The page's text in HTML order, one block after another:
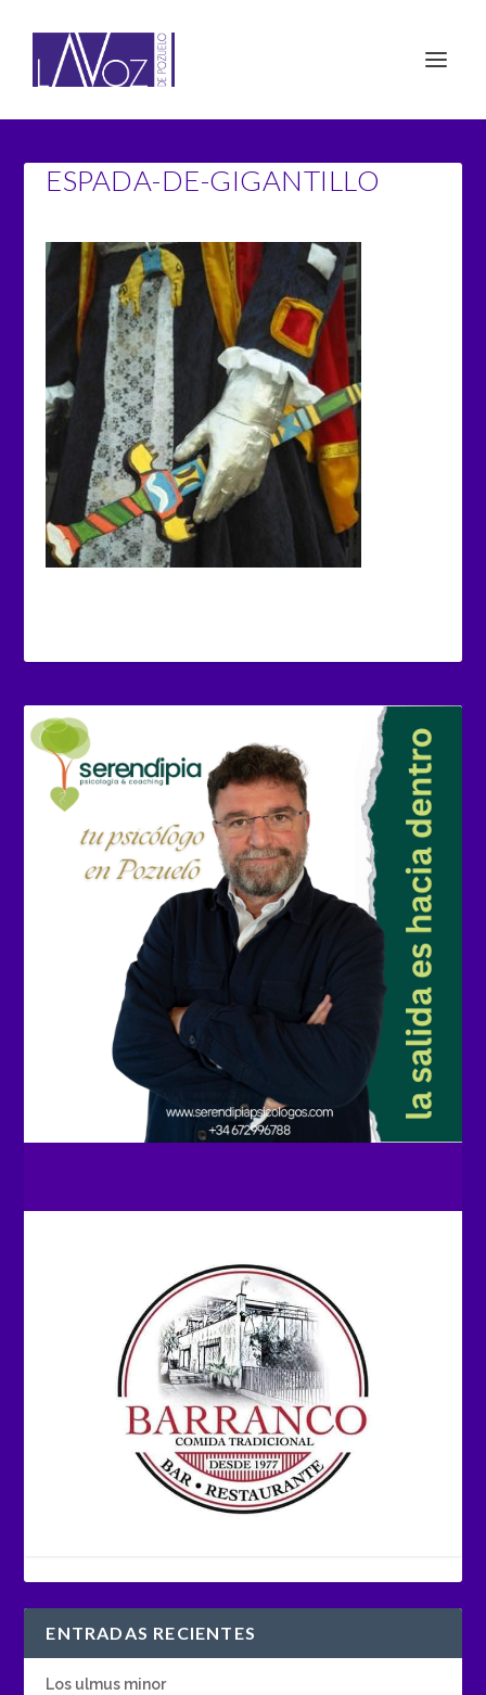
ESPADA-DE-GIGANTILLO
ENTRADAS RECIENTES
Los ulmus minor